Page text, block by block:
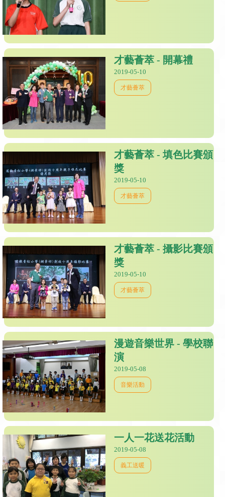
才藝薈萃 - 開幕禮
2019-05-10
才藝薈萃
才藝薈萃 - 填色比賽頒
獎
2019-05-10
才藝薈萃
才藝薈萃 - 攝影比賽頒
獎
2019-05-10
才藝薈萃
漫遊音樂世界 - 學校聯
演
2019-05-08
音樂活動
一人一花送花活動
2019-05-08
義工送暖